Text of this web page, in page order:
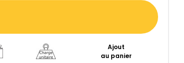
Ajout
au panier